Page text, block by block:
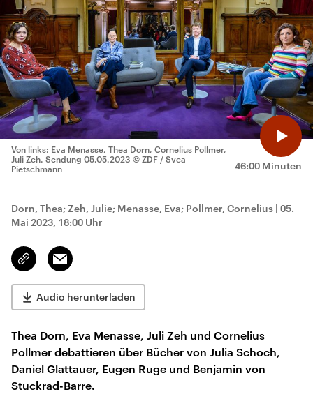
46:00 Minuten
Von links: Eva Menasse, Thea Dorn, Cornelius Pollmer,
Juli Zeh. Sendung 05.05.2023 © ZDF / Svea
Pietschmann
Dorn, Thea; Zeh, Julie; Menasse, Eva; Pollmer, Cornelius | 05.
Mai 2023, 18:00 Uhr
Link
kopieren/teilen
Email
Audio herunterladen
Thea Dorn, Eva Menasse, Juli Zeh und Cornelius
Pollmer debattieren über Bücher von Julia Schoch,
Daniel Glattauer, Eugen Ruge und Benjamin von
Stuckrad-Barre.